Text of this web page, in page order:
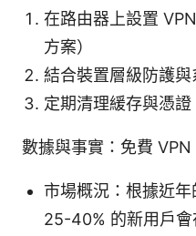
在路由器上設置
方案）
結合裝置層級防護與
定期清理緩存與憑證
數據與事實：免費 VPN
市場概況：根據近
25-40% 的新用戶會